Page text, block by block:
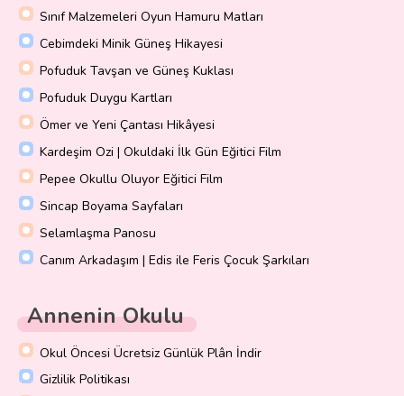
Sınıf Malzemeleri Oyun Hamuru Matları
Cebimdeki Minik Güneş Hikayesi
Pofuduk Tavşan ve Güneş Kuklası
Pofuduk Duygu Kartları
Ömer ve Yeni Çantası Hikâyesi
Kardeşim Ozi | Okuldaki İlk Gün Eğitici Film
Pepee Okullu Oluyor Eğitici Film
Sincap Boyama Sayfaları
Selamlaşma Panosu
Canım Arkadaşım | Edis ile Feris Çocuk Şarkıları
Annenin Okulu
Okul Öncesi Ücretsiz Günlük Plân İndir
Gizlilik Politikası